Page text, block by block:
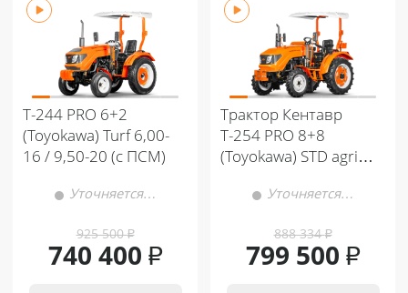
Т-244 PRO 6+2
(Toyokawa) Turf 6,00-
16 / 9,50-20 (с ПСМ)
Уточняется…
925 500₽
740 400 ₽
Трактор Кентавр
Т-254 PRO 8+8
(Toyokawa) STD agri
(с ПСМ)Уточняется…
888 334₽
799 500 ₽